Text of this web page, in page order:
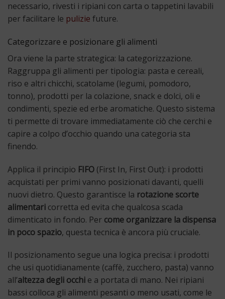
necessario, rivesti i ripiani con carta o tappetini lavabili
per facilitare le pulizie future.
Categorizzare e posizionare gli alimenti
Ora viene la parte strategica: la categorizzazione.
Raggruppa gli alimenti per tipologia: pasta e cereali,
riso e altri chicchi, scatolame (legumi, pomodoro,
tonno), prodotti per la colazione, snack e dolci, oli e
condimenti, spezie ed erbe aromatiche. Questo sistema
ti permette di trovare immediatamente ciò che cerchi e
capire a colpo d’occhio quando una categoria sta
finendo.
Applica il principio FIFO (First In, First Out): i prodotti
acquistati per primi vanno posizionati davanti, quelli
nuovi dietro. Questo garantisce la rotazione scorte
alimentari corretta ed evita che qualcosa scada
dimenticato in fondo. Per come organizzare la dispensa
in poco spazio, questa tecnica è ancora più cruciale.
Il posizionamento segue una logica precisa: i prodotti
che usi quotidianamente (caffè, zucchero, pasta) vanno
all’altezza degli occhi e a portata di mano. Nei ripiani
bassi colloca gli alimenti pesanti o meno usati, come le